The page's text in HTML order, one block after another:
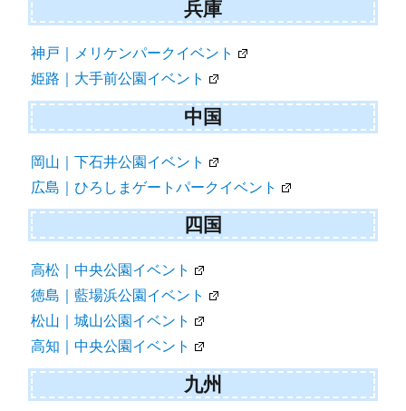
兵庫
神戸｜メリケンパークイベント
姫路｜大手前公園イベント
中国
岡山｜下石井公園イベント
広島｜ひろしまゲートパークイベント
四国
高松｜中央公園イベント
徳島｜藍場浜公園イベント
松山｜城山公園イベント
高知｜中央公園イベント
九州